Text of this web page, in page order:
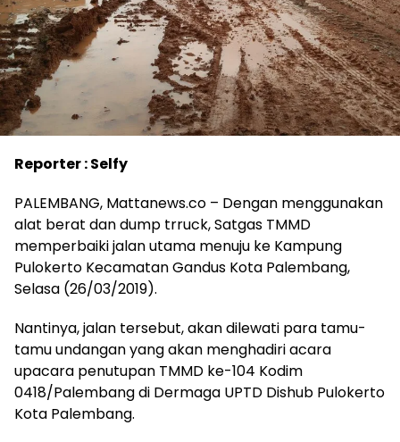
Reporter : Selfy
PALEMBANG, Mattanews.co – Dengan menggunakan
alat berat dan dump trruck, Satgas TMMD
memperbaiki jalan utama menuju ke Kampung
Pulokerto Kecamatan Gandus Kota Palembang,
Selasa (26/03/2019).
Nantinya, jalan tersebut, akan dilewati para tamu-
tamu undangan yang akan menghadiri acara
upacara penutupan TMMD ke-104 Kodim
0418/Palembang di Dermaga UPTD Dishub Pulokerto
Kota Palembang.